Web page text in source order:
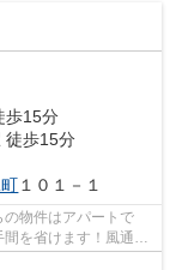
歩15分
徒歩15分
１０１－１
物件はアパートで
を省けます！風通し